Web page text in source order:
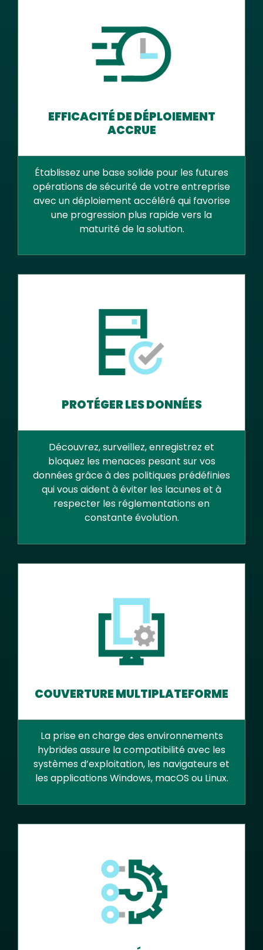
EFFICACITÉ DE DÉPLOIEMENT
ACCRUE
Établissez une base solide pour les futures
opérations de sécurité de votre entreprise
avec un déploiement accéléré qui favorise
une progression plus rapide vers la
maturité de la solution.
PROTÉGER LES DONNÉES
Découvrez, surveillez, enregistrez et
bloquez les menaces pesant sur vos
données grâce à des politiques prédéfinies
qui vous aident à éviter les lacunes et à
respecter les réglementations en
constante évolution.
COUVERTURE MULTIPLATEFORME
La prise en charge des environnements
hybrides assure la compatibilité avec les
systèmes d’exploitation, les navigateurs et
les applications Windows, macOS ou Linux.